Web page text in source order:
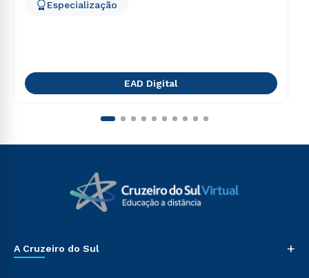
Especialização
EAD Digital
A Cruzeiro do Sul +